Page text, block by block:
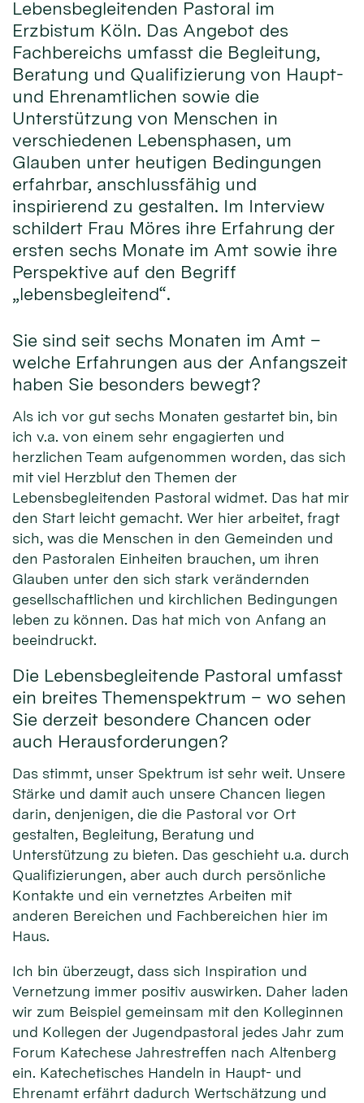
Lebensbegleitenden Pastoral im
Erzbistum Köln. Das Angebot des
Fachbereichs umfasst die Begleitung,
Beratung und Qualifizierung von Haupt-
und Ehrenamtlichen sowie die
Unterstützung von Menschen in
verschiedenen Lebensphasen, um
Glauben unter heutigen Bedingungen
erfahrbar, anschlussfähig und
inspirierend zu gestalten. Im Interview
schildert Frau Möres ihre Erfahrung der
ersten sechs Monate im Amt sowie ihre
Perspektive auf den Begriff
„lebensbegleitend“.
Sie sind seit sechs Monaten im Amt –
welche Erfahrungen aus der Anfangszeit
haben Sie besonders bewegt?
Als ich vor gut sechs Monaten gestartet bin, bin
ich v.a. von einem sehr engagierten und
herzlichen Team aufgenommen worden, das sich
mit viel Herzblut den Themen der
Lebensbegleitenden Pastoral widmet. Das hat mir
den Start leicht gemacht. Wer hier arbeitet, fragt
sich, was die Menschen in den Gemeinden und
den Pastoralen Einheiten brauchen, um ihren
Glauben unter den sich stark verändernden
gesellschaftlichen und kirchlichen Bedingungen
leben zu können. Das hat mich von Anfang an
beeindruckt.
Die Lebensbegleitende Pastoral umfasst
ein breites Themenspektrum – wo sehen
Sie derzeit besondere Chancen oder
auch Herausforderungen?
Das stimmt, unser Spektrum ist sehr weit. Unsere
Stärke und damit auch unsere Chancen liegen
darin, denjenigen, die die Pastoral vor Ort
gestalten, Begleitung, Beratung und
Unterstützung zu bieten. Das geschieht u.a. durch
Qualifizierungen, aber auch durch persönliche
Kontakte und ein vernetztes Arbeiten mit
anderen Bereichen und Fachbereichen hier im
Haus.
Ich bin überzeugt, dass sich Inspiration und
Vernetzung immer positiv auswirken. Daher laden
wir zum Beispiel gemeinsam mit den Kolleginnen
und Kollegen der Jugendpastoral jedes Jahr zum
Forum Katechese Jahrestreffen nach Altenberg
ein. Katechetisches Handeln in Haupt- und
Ehrenamt erfährt dadurch Wertschätzung und